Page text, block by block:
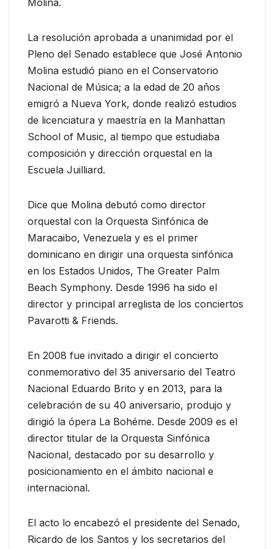
Molina.
La resolución aprobada a unanimidad por el
Pleno del Senado establece que José Antonio
Molina estudió piano en el Conservatorio
Nacional de Música; a la edad de 20 años
emigró a Nueva York, donde realizó estudios
de licenciatura y maestría en la Manhattan
School of Music, al tiempo que estudiaba
composición y dirección orquestal en la
Escuela Juilliard.
Dice que Molina debutó como director
orquestal con la Orquesta Sinfónica de
Maracaibo, Venezuela y es el primer
dominicano en dirigir una orquesta sinfónica
en los Estados Unidos, The Greater Palm
Beach Symphony. Desde 1996 ha sido el
director y principal arreglista de los conciertos
Pavarotti & Friends.
En 2008 fue invitado a dirigir el concierto
conmemorativo del 35 aniversario del Teatro
Nacional Eduardo Brito y en 2013, para la
celebración de su 40 aniversario, produjo y
dirigió la ópera La Bohéme. Desde 2009 es el
director titular de la Orquesta Sinfónica
Nacional, destacado por su desarrollo y
posicionamiento en el ámbito nacional e
internacional.
El acto lo encabezó el presidente del Senado,
Ricardo de los Santos y los secretarios del